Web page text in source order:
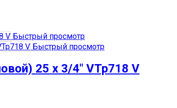
Быстрый просмотр
Быстрый просмотр
25 х 3/4″ VTp718 V